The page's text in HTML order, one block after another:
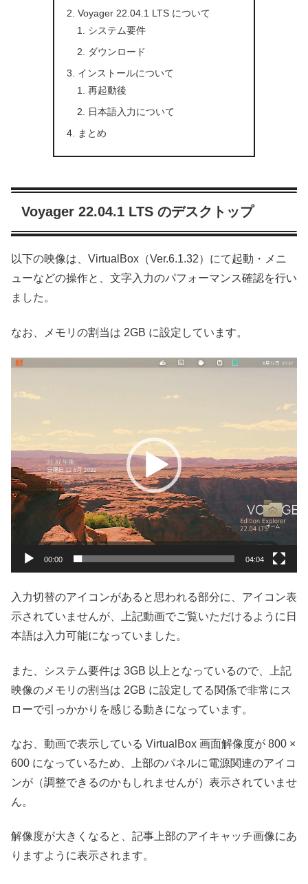
Voyager 22.04.1 LTS について
システム要件
ダウンロード
インストールについて
再起動後
日本語入力について
まとめ
Voyager 22.04.1 LTS のデスクトップ
以下の映像は、VirtualBox（Ver.6.1.32）にて起動・メニ
ューなどの操作と、文字入力のパフォーマンス確認を行い
ました。
なお、メモリの割当は 2GB に設定しています。
動
ヤ
ー
00:00 04:04
入力切替のアイコンがあると思われる部分に、アイコン表
示されていませんが、上記動画でご覧いただけるように日
本語は入力可能になっていました。
また、システム要件は 3GB 以上となっているので、上記
映像のメモリの割当は 2GB に設定してる関係で非常にス
ローで引っかかりを感じる動きになっています。
なお、動画で表示している VirtualBox 画面解像度が 800 ×
600 になっているため、上部のパネルに電源関連のアイコ
ンが（調整できるのかもしれませんが）表示されていませ
ん。
解像度が大きくなると、記事上部のアイキャッチ画像にあ
りますように表示されます。